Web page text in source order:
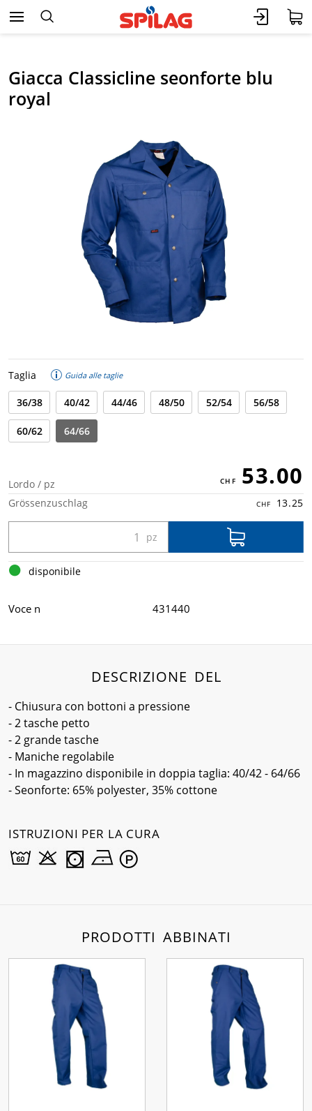
Giacca Classicline seonforte blu
royal
Taglia Guida alle taglie
36/38 40/42 44/46 48/50 52/54 56/58
60/62 64/66
Lordo / pz 53.00
Grössenzuschlag 13.25
disponibile
Voce n 431440
DESCRIZIONE DEL
- Chiusura con bottoni a pressione
- 2 tasche petto
- 2 grande tasche
- Maniche regolabile
- In magazzino disponibile in doppia taglia: 40/42 - 64/66
- Seonforte: 65% polyester, 35% cottone
ISTRUZIONI PER LA CURA
PRODOTTI ABBINATI